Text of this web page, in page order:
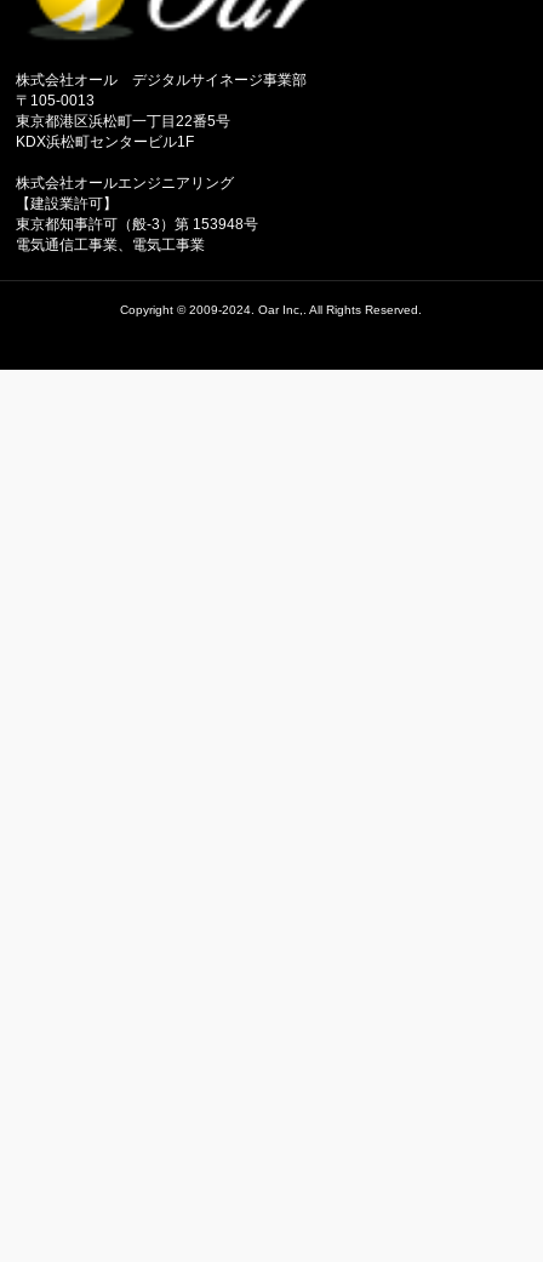
株式会社オール デジタルサイネージ事業部
〒105-0013
東京都港区浜松町一丁目22番5号
KDX浜松町センタービル1F
株式会社オールエンジニアリング
【建設業許可】
東京都知事許可（般-3）第 153948号
電気通信工事業、電気工事業
Copyright ©2009-2024. Oar Inc,. All Rights Reserved.